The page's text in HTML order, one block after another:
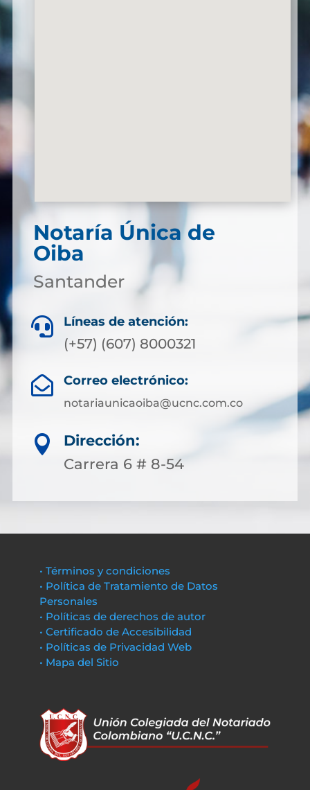
Notaría Única de
Oiba
Santander
 Líneas de atención:
(+57) (607) 8000321
 Correo electrónico:
notariaunicaoiba@ucnc.com.co

Dirección:
Carrera 6 # 8-54
• Términos y condiciones
• Política de Tratamiento de Datos
Personales
• Políticas de derechos de autor
• Certificado de Accesibilidad
• Políticas de Privacidad Web
• Mapa del Sitio